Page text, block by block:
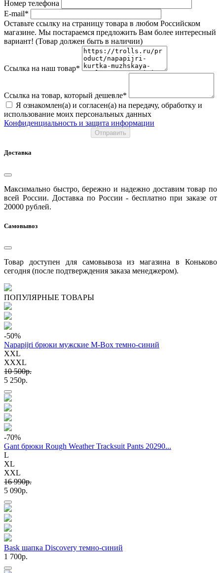
Номер телефона
E-mail*
Оставьте ссылку на страницу товара в любом Российском
магазине. Мы постараемся предложить Вам более интересный
вариант! (Товар должен быть в наличии)
Ссылка на наш товар*
Ссылка на товар, который дешевле*
Я ознакомлен(а) и согласен(а) на передачу, обработку и
использование моих персональных данных
Конфиденциальность и защита информации
Отправить
Доставка
Максимально быстро, бережно и надежно доставим товар по
всей России. Доставка по России - бесплатно при заказе от
20000 рублей.
Самовывоз
Товар доступен для самовывоза из магазина в Коньково
сегодня (после подтверждения заказа менеджером).
ПОПУЛЯРНЫЕ ТОВАРЫ
-50%
Napapijri брюки мужские M-Box темно-синий
XXL
XXXL
10 500p.
5 250p.
-70%
Gant брюки Rough Weather Tracksuit Pants 20290...
L
XL
XXL
16 990p.
5 090p.
Bask шапка Discovery темно-синий
1 700p.